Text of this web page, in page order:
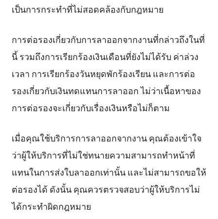
เป็นการกระทำที่ไม่สอดคล้องกับกฎหมาย
การต่อรองเกี่ยวกับการลาออกจากงานที่กล่าวถึงในที่
นี้ รวมถึงการเรียกร้องเงินเดือนที่ยังไม่ได้รับ ค่าล่วง
เวลา การเรียกร้องวันหยุดพักร้องเรียน และการต่อ
รองเกี่ยวกับเงินทดแทนการลาออก ไม่ว่าเนื้อหาของ
การต่อรองจะเกี่ยวกับเรื่องเงินหรือไม่ก็ตาม
เมื่อคุณใช้บริการการลาออกจากงาน คุณต้องเข้าใจ
ว่าผู้ให้บริการที่ไม่ใช่ทนายความสามารถทำหน้าที่
แทนในการส่งใบลาออกเท่านั้น และไม่สามารถขอให้
ต่อรองได้ ดังนั้น คุณควรตรวจสอบว่าผู้ให้บริการไม่
ได้กระทำผิดกฎหมาย